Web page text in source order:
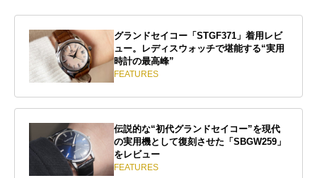
グランドセイコー「STGF371」着用レビ
ュー。レディスウォッチで堪能する“実用
時計の最高峰”
FEATURES
伝説的な“初代グランドセイコー”を現代
の実用機として復刻させた「SBGW259」
をレビュー
FEATURES